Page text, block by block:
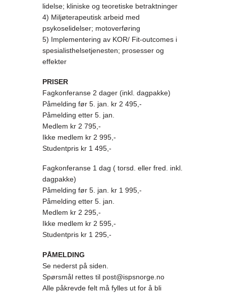
lidelse; kliniske og teoretiske betraktninger
4) Miljøterapeutisk arbeid med
psykoselidelser; motoverføring
5) Implementering av KOR/ Fit-outcomes i
spesialisthelsetjenesten; prosesser og
effekter
PRISER
Fagkonferanse 2 dager (inkl. dagpakke)
Påmelding før 5. jan. kr 2 495,-
Påmelding etter 5. jan.
Medlem kr 2 795,-
Ikke medlem kr 2 995,-
Studentpris kr 1 495,-
Fagkonferanse 1 dag ( torsd. eller fred. inkl.
dagpakke)
Påmelding før 5. jan. kr 1 995,-
Påmelding etter 5. jan.
Medlem kr 2 295,-
Ikke medlem kr 2 595,-
Studentpris kr 1 295,-
PÅMELDING
Se nederst på siden.
Spørsmål rettes til post@ispsnorge.no
Alle påkrevde felt må fylles ut for å bli